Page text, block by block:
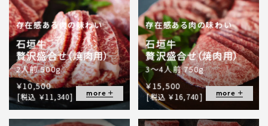
存在感ある肉の味わい
石垣牛
贅沢盛合せ（焼肉用）
2人前 500g
￥10,500
[税込 ￥11,340] more
存在感ある肉の味わい
石垣牛
贅沢盛合せ（焼肉用）
3～4人前 750g
￥15,500
[税込 ￥16,740] more